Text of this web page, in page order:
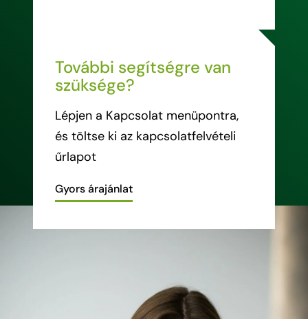
További segítségre van
szüksége?
Lépjen a Kapcsolat menüpontra,
és töltse ki az kapcsolatfelvételi
űrlapot
Gyors árajánlat